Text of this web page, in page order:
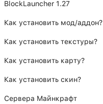
BlockLauncher 1.27
Как установить мод/аддон?
Как установить текстуры?
Как установить карту?
Как установить скин?
Сервера Майнкрафт